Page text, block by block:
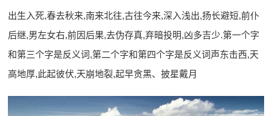
出生入死,春去秋来,南来北往,古往今来,深入浅出,扬长避短,前仆
后继,男左女右,前因后果,去伪存真,弃暗投明,凶多吉少.第一个字
和第三个字是反义词,第二个字和第四个字是反义词声东击西,天
高地厚,此起彼伏,天崩地裂,起早贪黑、披星戴月